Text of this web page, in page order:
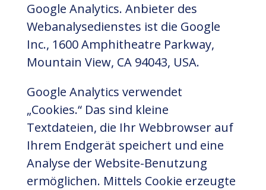
Google Analytics. Anbieter des
Webanalysedienstes ist die Google
Inc., 1600 Amphitheatre Parkway,
Mountain View, CA 94043, USA.
Google Analytics verwendet
„Cookies.“ Das sind kleine
Textdateien, die Ihr Webbrowser auf
Ihrem Endgerät speichert und eine
Analyse der Website-Benutzung
ermöglichen. Mittels Cookie erzeugte